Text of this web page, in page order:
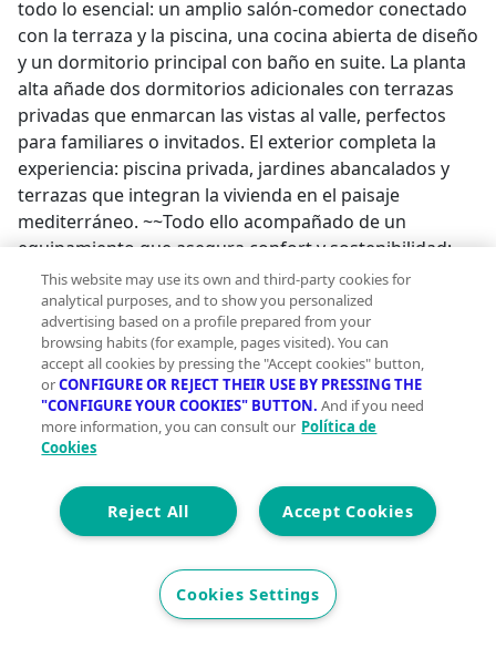
todo lo esencial: un amplio salón-comedor conectado
con la terraza y la piscina, una cocina abierta de diseño
y un dormitorio principal con baño en suite. La planta
alta añade dos dormitorios adicionales con terrazas
privadas que enmarcan las vistas al valle, perfectos
para familiares o invitados. El exterior completa la
experiencia: piscina privada, jardines abancalados y
terrazas que integran la vivienda en el paisaje
mediterráneo. ~~Todo ello acompañado de un
equipamiento que asegura confort y sostenibilidad:
aerotermia, suelo radiante, placas fotovoltaicas,
sistema de ventilación con recuperador de calor,
domótica y cargador para coche eléctrico. Airen A es
más que una casa: es un hogar donde cada día se vive
en armonía con la naturaleza, en un entorno que invita
a disfrutar de lo auténtico.;
This website may use its own and third-party cookies for
analytical purposes, and to show you personalized
advertising based on a profile prepared from your
browsing habits (for example, pages visited). You can
accept all cookies by pressing the "Accept cookies" button,
orCONFIGURE OR REJECT THEIR USE BY PRESSING THE
"CONFIGURE YOUR COOKIES" BUTTON. And if you need
more information, you can consult our Política de
Cookies
Accept Cookies
Reject All
Cookies Settings